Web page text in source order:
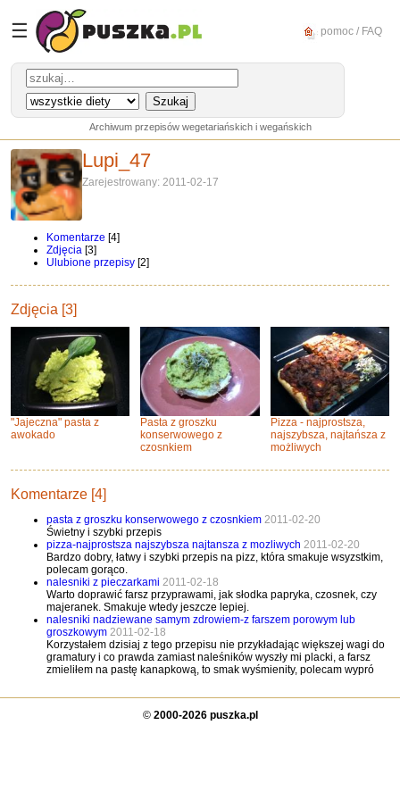
☰ pomoc / FAQ
Archiwum przepisów wegetariańskich i wegańskich
Lupi_47
Zarejestrowany: 2011-02-17
Komentarze [4]
Zdjęcia [3]
Ulubione przepisy [2]
Zdjęcia [3]
"Jajeczna" pasta z
awokado
Pasta z groszku
konserwowego z
czosnkiem
Pizza - najprostsza,
najszybsza, najtańsza z
możliwych
Komentarze [4]
pasta z groszku konserwowego z czosnkiem 2011-02-20
Świetny i szybki przepis
pizza-najprostsza najszybsza najtansza z mozliwych 2011-02-20
Bardzo dobry, łatwy i szybki przepis na pizz, która smakuje wsyzstkim,
polecam gorąco.
nalesniki z pieczarkami 2011-02-18
Warto doprawić farsz przyprawami, jak słodka papryka, czosnek, czy
majeranek. Smakuje wtedy jeszcze lepiej.
nalesniki nadziewane samym zdrowiem-z farszem porowym lub
groszkowym 2011-02-18
Korzystałem dzisiaj z tego przepisu nie przykładając większej wagi do
gramatury i co prawda zamiast naleśników wyszły mi placki, a farsz
zmieliłem na pastę kanapkową, to smak wyśmienity, polecam wypró
© 2000-2026 puszka.pl